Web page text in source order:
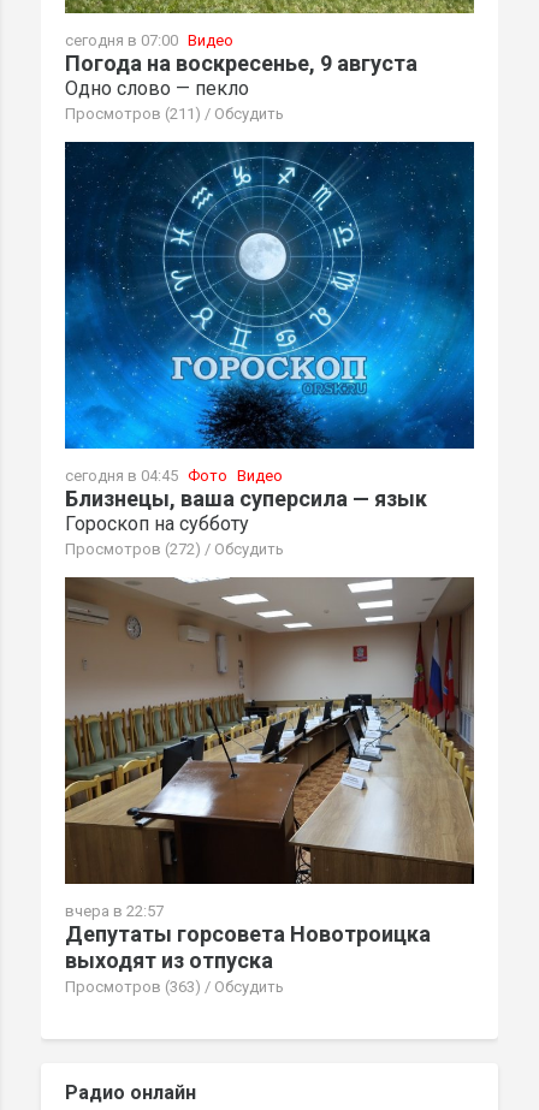
сегодня в 07:00 Видео
Погода на воскресенье, 9 августа
Одно слово — пекло
Просмотров (211) / Обсудить
сегодня в 04:45 Фото Видео
Близнецы, ваша суперсила — язык
Гороскоп на субботу
Просмотров (272) / Обсудить
вчера в 22:57
Депутаты горсовета Новотроицка
выходят из отпуска
Просмотров (363) / Обсудить
Радио онлайн